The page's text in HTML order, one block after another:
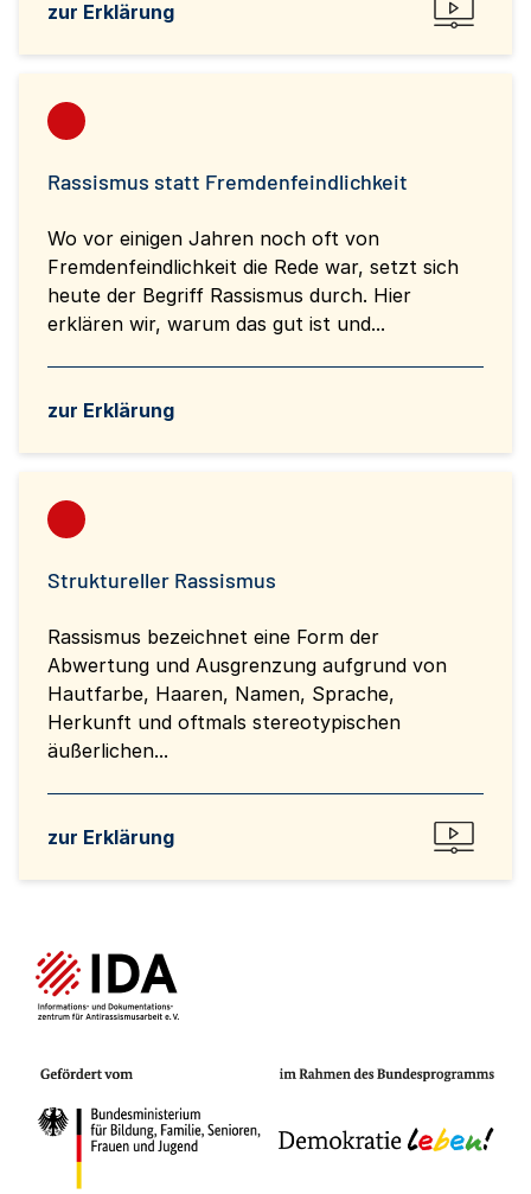
zur Erklärung
Rassismus statt Fremdenfeindlichkeit
Wo vor einigen Jahren noch oft von
Fremdenfeindlichkeit die Rede war, setzt sich
heute der Begriff Rassismus durch. Hier
erklären wir, warum das gut ist und...
zur Erklärung
Struktureller Rassismus
Rassismus bezeichnet eine Form der
Abwertung und Ausgrenzung aufgrund von
Hautfarbe, Haaren, Namen, Sprache,
Herkunft und oftmals stereotypischen
äußerlichen...
zur Erklärung